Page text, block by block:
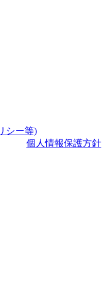
シー等)
個人情報保護方針